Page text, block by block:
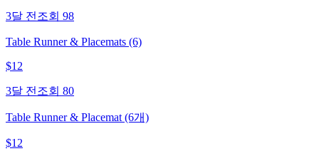
3달 전 조회 98
Table Runner & Placemats (6)
$12
3달 전 조회 80
Table Runner & Placemat (6개)
$12